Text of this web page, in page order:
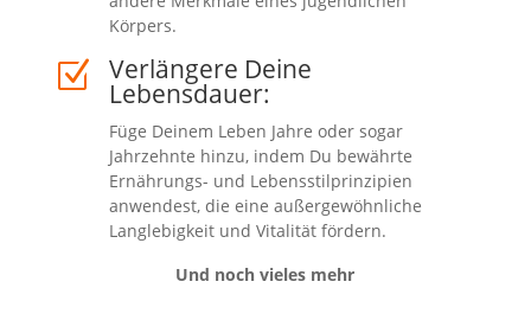
Körpers.
Z Verlängere Deine
Lebensdauer:
Füge Deinem Leben Jahre oder sogar
Jahrzehnte hinzu, indem Du bewährte
Ernährungs- und Lebensstilprinzipien
anwendest, die eine außergewöhnliche
Langlebigkeit und Vitalität fördern.
Und noch vieles mehr